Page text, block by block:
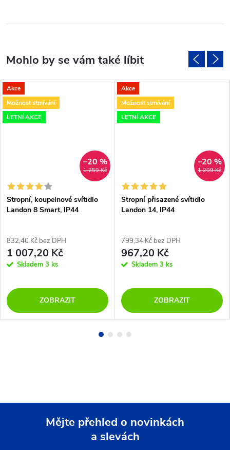
Akce
Možnost stmívání
LETNÍ AKCE
1 259 Kč
–20 %
Stropní, koupelnové svítidlo
Landon 8 Smart, IP44
832,40 Kč bez DPH
1 007,20 Kč
Skladem 3 ks
ZOBRAZIT
Akce
Možnost stmívání
LETNÍ AKCE
1 209 Kč
–20 %
Stropní přisazené svítidlo
Landon 14, IP44
799,34 Kč bez DPH
967,20 Kč
Skladem 3 ks
ZOBRAZIT
Mějte přehled o novinkách
a slevách